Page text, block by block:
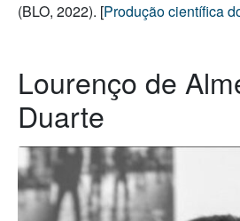
(BLO, 2022). [Produção científica
Lourenço de
Duarte